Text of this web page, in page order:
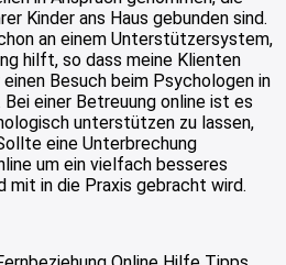
Kinder ans Haus gebunden sind.
an einem Unterstützersystem,
hilft, so dass meine Klienten
Besuch beim Psychologen in
Bei einer Betreuung online ist es
unterstützen zu lassen,
eine Unterbrechung
um ein vielfach besseres
mit in die Praxis gebracht wird.